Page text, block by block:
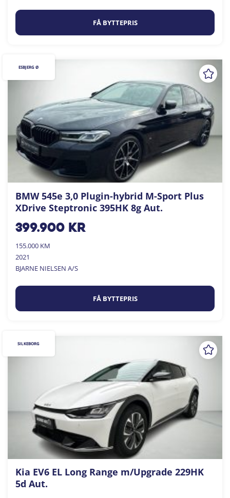
FÅ BYTTEPRIS
BMW 545e 3,0 Plugin-hybrid M-Sport Plus
XDrive Steptronic 395HK 8g Aut.
399.900kr
155.000 KM
2021
BJARNE NIELSEN A/S
FÅ BYTTEPRIS
ESBJERG Ø
Kia EV6 EL Long Range m/Upgrade 229HK
5d Aut.
SILKEBORG